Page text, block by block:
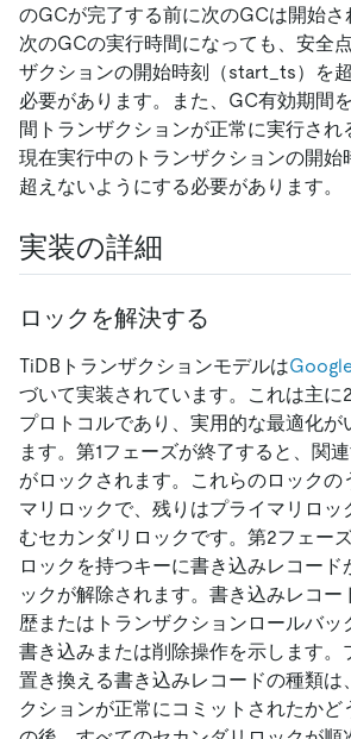
のGCが完了する前に次のGCは開始さ
次のGCの実行時間になっても、安全
ザクションの開始時刻（start_ts）を
必要があります。また、GC有効期間
間トランザクションが正常に実行され
現在実行中のトランザクションの開
超えないようにする必要があります。
実装の詳細
ロックを解決する
TiDBトランザクションモデルは
づいて実装されています。これは主に
プロトコルであり、実用的な最適化が
ます。第1フェーズが終了すると、関
がロックされます。これらのロックの
マリロックで、残りはプライマリロッ
むセカンダリロックです。第2フェー
ロックを持つキーに書き込みレコード
ックが解除されます。書き込みレコー
歴またはトランザクションロールバッ
書き込みまたは削除操作を示します。
置き換える書き込みレコードの種類は
クションが正常にコミットされたかど